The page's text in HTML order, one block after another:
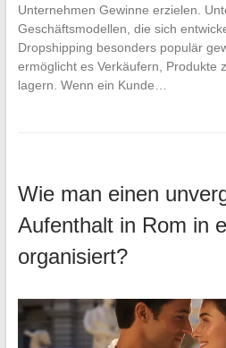
Unternehmen Gewinne erzielen.
Geschäftsmodellen, die sich
Dropshipping besonders populär
ermöglicht es Verkäufern, Produkte
lagern. Wenn ein Kunde…
Wie man einen
Aufenthalt in Rom in
organisiert?